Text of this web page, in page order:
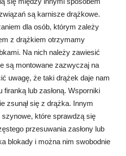
są karnisze drążkowe.
dla osób, którym zależy
z drążkiem otrzymamy
Na nich należy zawiesić
są montowane zazwyczaj na
uwagę, że taki drążek daje nam
firanką lub zasłoną. Wsporniki
zsunął się z drążka. Innym
które sprawdzą się
przesuwania zasłony lub
blokady i można nim swobodnie